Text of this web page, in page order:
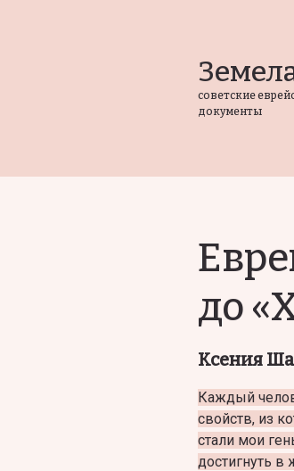
советские
документы
до
Ксения
Каждый
свойств, из
стали мои
достигнуть в